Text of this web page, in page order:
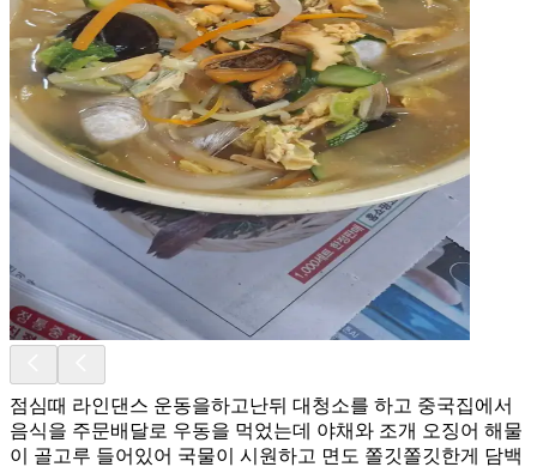
점심때 라인댄스 운동을하고난뒤 대청소를 하고 중국집에서
음식을 주문배달로 우동을 먹었는데 야채와 조개 오징어 해물
이 골고루 들어있어 국물이 시원하고 면도 쫄깃쫄깃한게 담백